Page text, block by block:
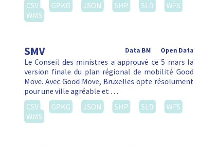
CSV
GPKG JSON SHP SLD
WFS
WMS
SMV Open Data
Data BM
Le Conseil des ministres a approuvé ce 5 mars la
version finale du plan régional de mobilité Good
Move. Avec Good Move, Bruxelles opte résolument
pour une ville agréable et …
CSV
GPKG JSON SHP SLD
WFS
WMS